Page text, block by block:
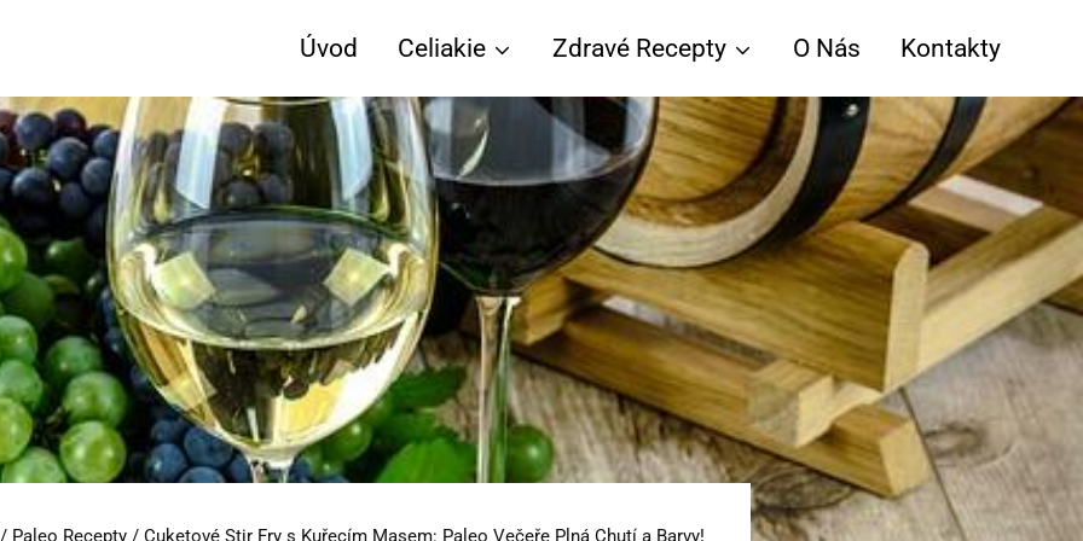
Úvod Celiakie Zdravé Recepty O Nás Kontakty
/ Paleo Recepty / Cuketové Stir Fry s Kuřecím Masem: Paleo Večeře Plná Chutí a Barvy!